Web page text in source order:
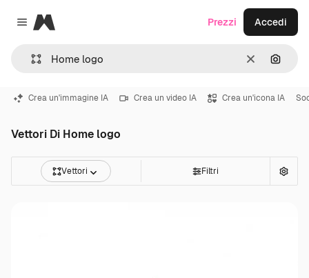
Close menu
Magnific
CancellaCerca
Prezzi Accedi
Crea un'immagine IA Crea un video IA Crea un'icona IA
Vettori Di Home logo
Vettori Filtri